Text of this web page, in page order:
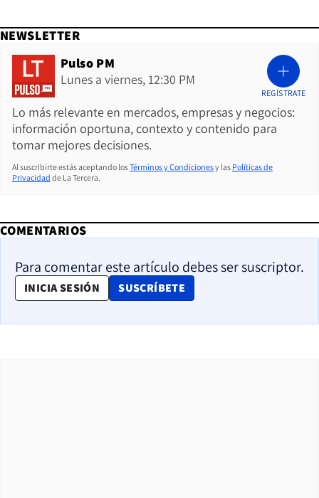
NEWSLETTER
Pulso PM
Lunes a viernes, 12:30 PM
Lo más relevante en mercados, empresas y negocios:
información oportuna, contexto y contenido para
tomar mejores decisiones.
REGÍSTRATE
Al suscribirte estás aceptando losTérminos y Condicionesy las Políticas de
Privacidad de La Tercera.
COMENTARIOS
Para comentar este artículo debes ser suscriptor.
INICIA SESIÓN SUSCRÍBETE
OPENS IN NEW WINDOW